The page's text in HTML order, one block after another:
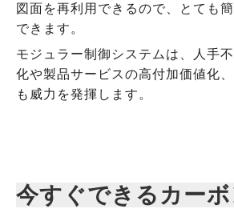
図面を再利用できるので、とても
できます。
モジュラー制御システムは、人手
化や製品サービスの高付加価値化
も威力を発揮します。
今すぐできるカー